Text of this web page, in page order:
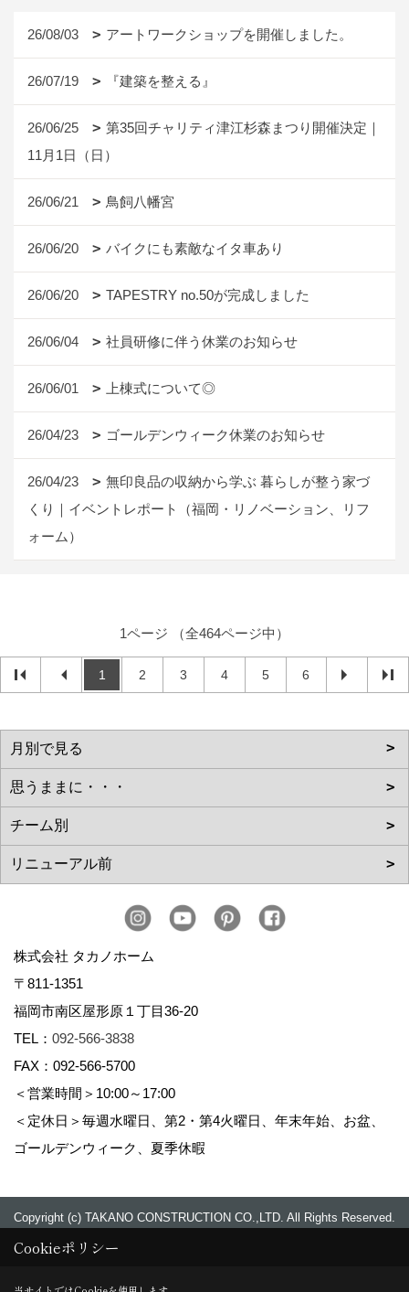
26/08/03 アートワークショップを開催しました。
26/07/19 『建築を整える』
26/06/25
第35回チャリティ津江杉森まつり開催決定｜
11月1日（日）
26/06/21 鳥飼八幡宮
26/06/20 バイクにも素敵なイタ車あり
26/06/20 TAPESTRY no.50が完成しました
26/06/04 社員研修に伴う休業のお知らせ
26/06/01 上棟式について◎
26/04/23 ゴールデンウィーク休業のお知らせ
26/04/23
無印良品の収納から学ぶ 暮らしが整う家づ
くり｜イベントレポート（福岡・リノベーション、リフ
ォーム）
1ページ （全464ページ中）
1 2 3 4 5 6
株式会社 タカノホーム
〒811-1351
福岡市南区屋形原１丁目36-20
TEL： 092-566-3838
FAX：092-566-5700
＜営業時間＞10:00～17:00
＜定休日＞毎週水曜日、第2・第4火曜日、年末年始、お盆、
ゴールデンウィーク、夏季休暇
Copyright (c) TAKANO CONSTRUCTION CO.,LTD. All Rights Reserved.
Cookieポリシー